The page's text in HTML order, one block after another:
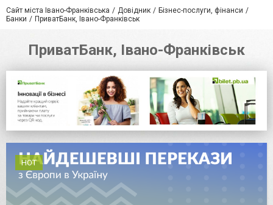
Сайт міста Івано-Франківська Довідник
Бізнес-послуги, фінанси
Банки
ПриватБанк, Івано-Франківськ
ПриватБанк, Івано-Франківськ
HOT